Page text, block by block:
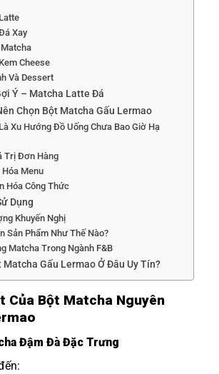
Xay
Cheese
Và Dessert
Ý – Matcha Latte Đá
Chọn Bột Matcha Gấu Lermao
Xu Hướng Đồ Uống Chưa Bao Giờ Hạ
Trị Đơn Hàng
Menu
Hóa Công Thức
Dụng
Khuyến Nghị
Sản Phẩm Như Thế Nào?
Matcha Trong Ngành F&B
Matcha Gấu Lermao Ở Đâu Uy Tín?
Của Bột Matcha Nguyên
Đậm Đà Đặc Trưng